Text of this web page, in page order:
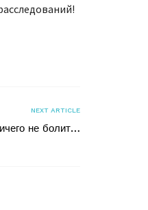
NEXT ARTICLE
не болит…